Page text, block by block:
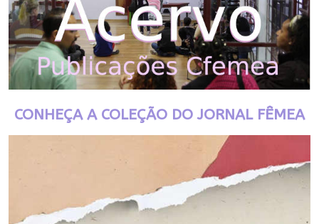
CONHEÇA A COLEÇÃO DO JORNAL FÊMEA